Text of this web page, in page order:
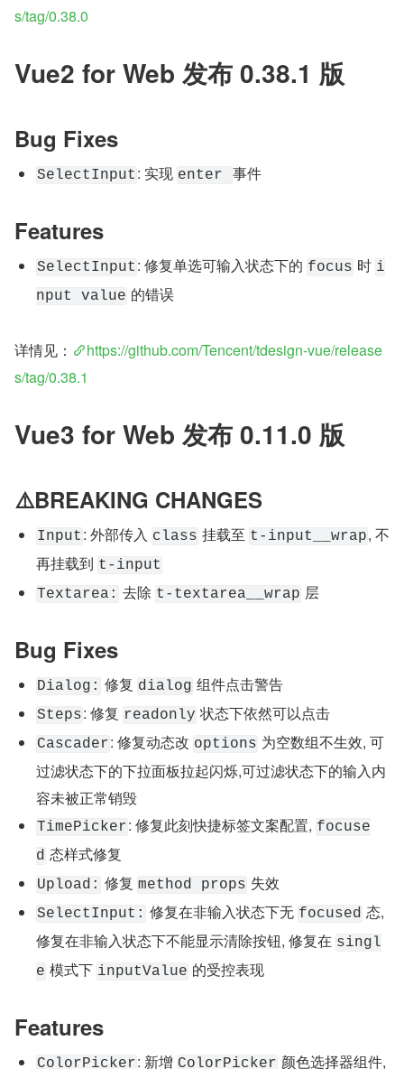
s/tag/0.38.0
Vue2 for Web 发布 0.38.1 版
Bug Fixes
SelectInput : 实现 enter 事件
Features
SelectInput : 修复单选可输入状态下的 focus 时 i
nput value 的错误
详情见：
https://github.com/Tencent/tdesign-vue/release
s/tag/0.38.1
Vue3 for Web 发布 0.11.0 版
⚠️BREAKING CHANGES
Input : 外部传入 class 挂载至 t-input__wrap, 不
再挂载到 t-input
Textarea: 去除 t-textarea__wrap 层
Bug Fixes
Dialog: 修复 dialog 组件点击警告
Steps: 修复 readonly 状态下依然可以点击
Cascader: 修复动态改 options 为空数组不生效, 可
过滤状态下的下拉面板拉起闪烁,可过滤状态下的输入内
容未被正常销毁
TimePicker: 修复此刻快捷标签文案配置, focuse
d 态样式修复
Upload: 修复 method props 失效
SelectInput: 修复在非输入状态下无 focused 态,
修复在非输入状态下不能显示清除按钮, 修复在 singl
e 模式下 inputValue 的受控表现
Features
ColorPicker: 新增 ColorPicker 颜色选择器组件,